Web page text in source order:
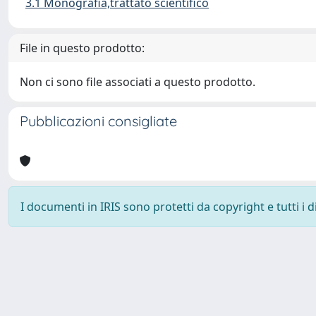
File in questo prodotto:
Non ci sono file associati a questo prodotto.
Pubblicazioni consigliate
I documenti in IRIS sono protetti da copyright e tutti i